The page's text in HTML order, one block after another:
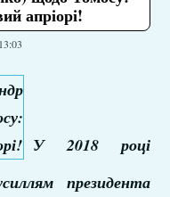
апріорі!
У 2018 році
президента